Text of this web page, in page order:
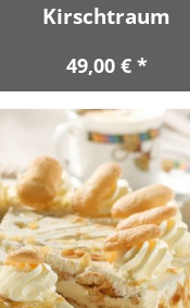
Kirschtraum
49,00 € *